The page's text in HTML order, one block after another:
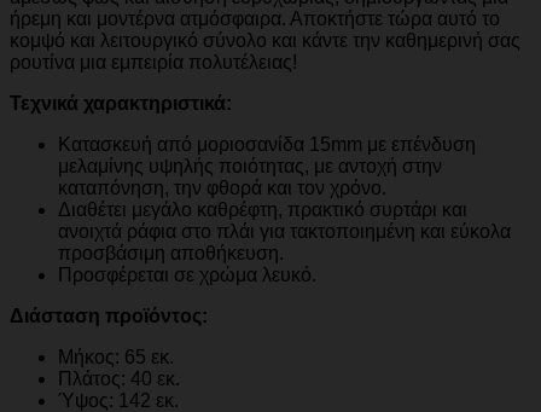
ήρεμη και μοντέρνα ατμόσφαιρα. Αποκτήστε τώρα αυτό το
κομψό και λειτουργικό σύνολο και κάντε την καθημερινή σας
ρουτίνα μια εμπειρία πολυτέλειας!
Τεχνικά χαρακτηριστικά:
Κατασκευή από μοριοσανίδα 15mm με επένδυση
μελαμίνης υψηλής ποιότητας, με αντοχή στην
καταπόνηση, την φθορά και τον χρόνο.
Διαθέτει μεγάλο καθρέφτη, πρακτικό συρτάρι και
ανοιχτά ράφια στο πλάι για τακτοποιημένη και εύκολα
προσβάσιμη αποθήκευση.
Προσφέρεται σε χρώμα λευκό.
Διάσταση προϊόντος:
Μήκος: 65 εκ.
Πλάτος: 40 εκ.
Ύψος: 142 εκ.